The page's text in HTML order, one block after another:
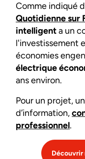
Comme indiqué
Quotidienne sur
intelligenta un
l'investissement
économies
électrique
ans environ.
Pour un projet,
d’information,
professionnel.
Découvrir